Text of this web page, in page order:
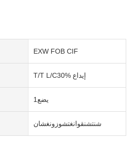
EXW FOB CIF
T/T L/C30% إيداع
يضع1
شنتشنقوانغتشوزونغشان